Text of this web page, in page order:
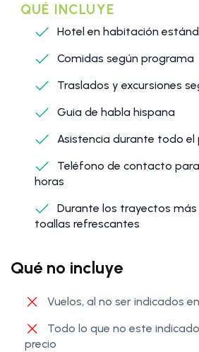
QUÉ INCLUYE
Hotel en habitación
Comidas según programa
Traslados y excursiones
Guia de habla hispana
Asistencia durante todo el
Teléfono de contacto para
horas
Durante los trayectos
toallas refrescantes
Qué no incluye
Vuelos, al no ser indicados
Todo lo que no este
precio